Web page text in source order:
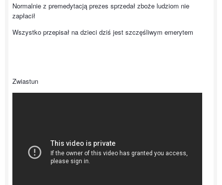
Normalnie z premedytacją prezes sprzedał zboże ludziom nie
zapłacił
Wszystko przepisał na dzieci dziś jest szczęśliwym emerytem
Zwiastun